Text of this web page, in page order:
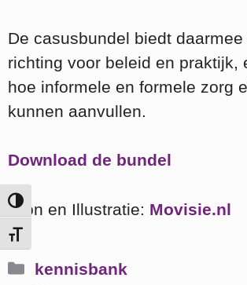
Keuze voor hoog contrast
Kies grootte van het lettertype
De casusbundel biedt
richting voor beleid en praktijk,
hoe informele en formele zorg
kunnen aanvullen.
Download de bundel
Bron en Illustratie: Movisie.nl
Categorieën
kennisbank